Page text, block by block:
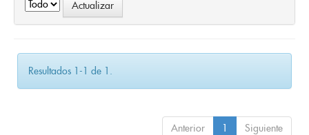
Resultados 1-1 de 1.
Anterior 1 Siguiente